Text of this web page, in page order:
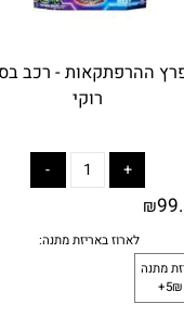
ההרפתקאות - רכב בסיסי